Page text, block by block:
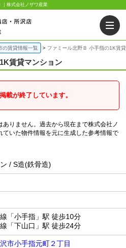
｜株式会社ノザワ産業
の賃貸情報一覧 ファミール北野Ｂ 小手指の1K賃
賃貸マンション
載が終了しています。
りません。過去から現在まで株式会社ノ
いた物件情報を元に生成した参考情報で
/ S造(鉄骨造)
「小手指」駅 徒歩10分
「下山口」駅 徒歩24分
市小手指元町２丁目